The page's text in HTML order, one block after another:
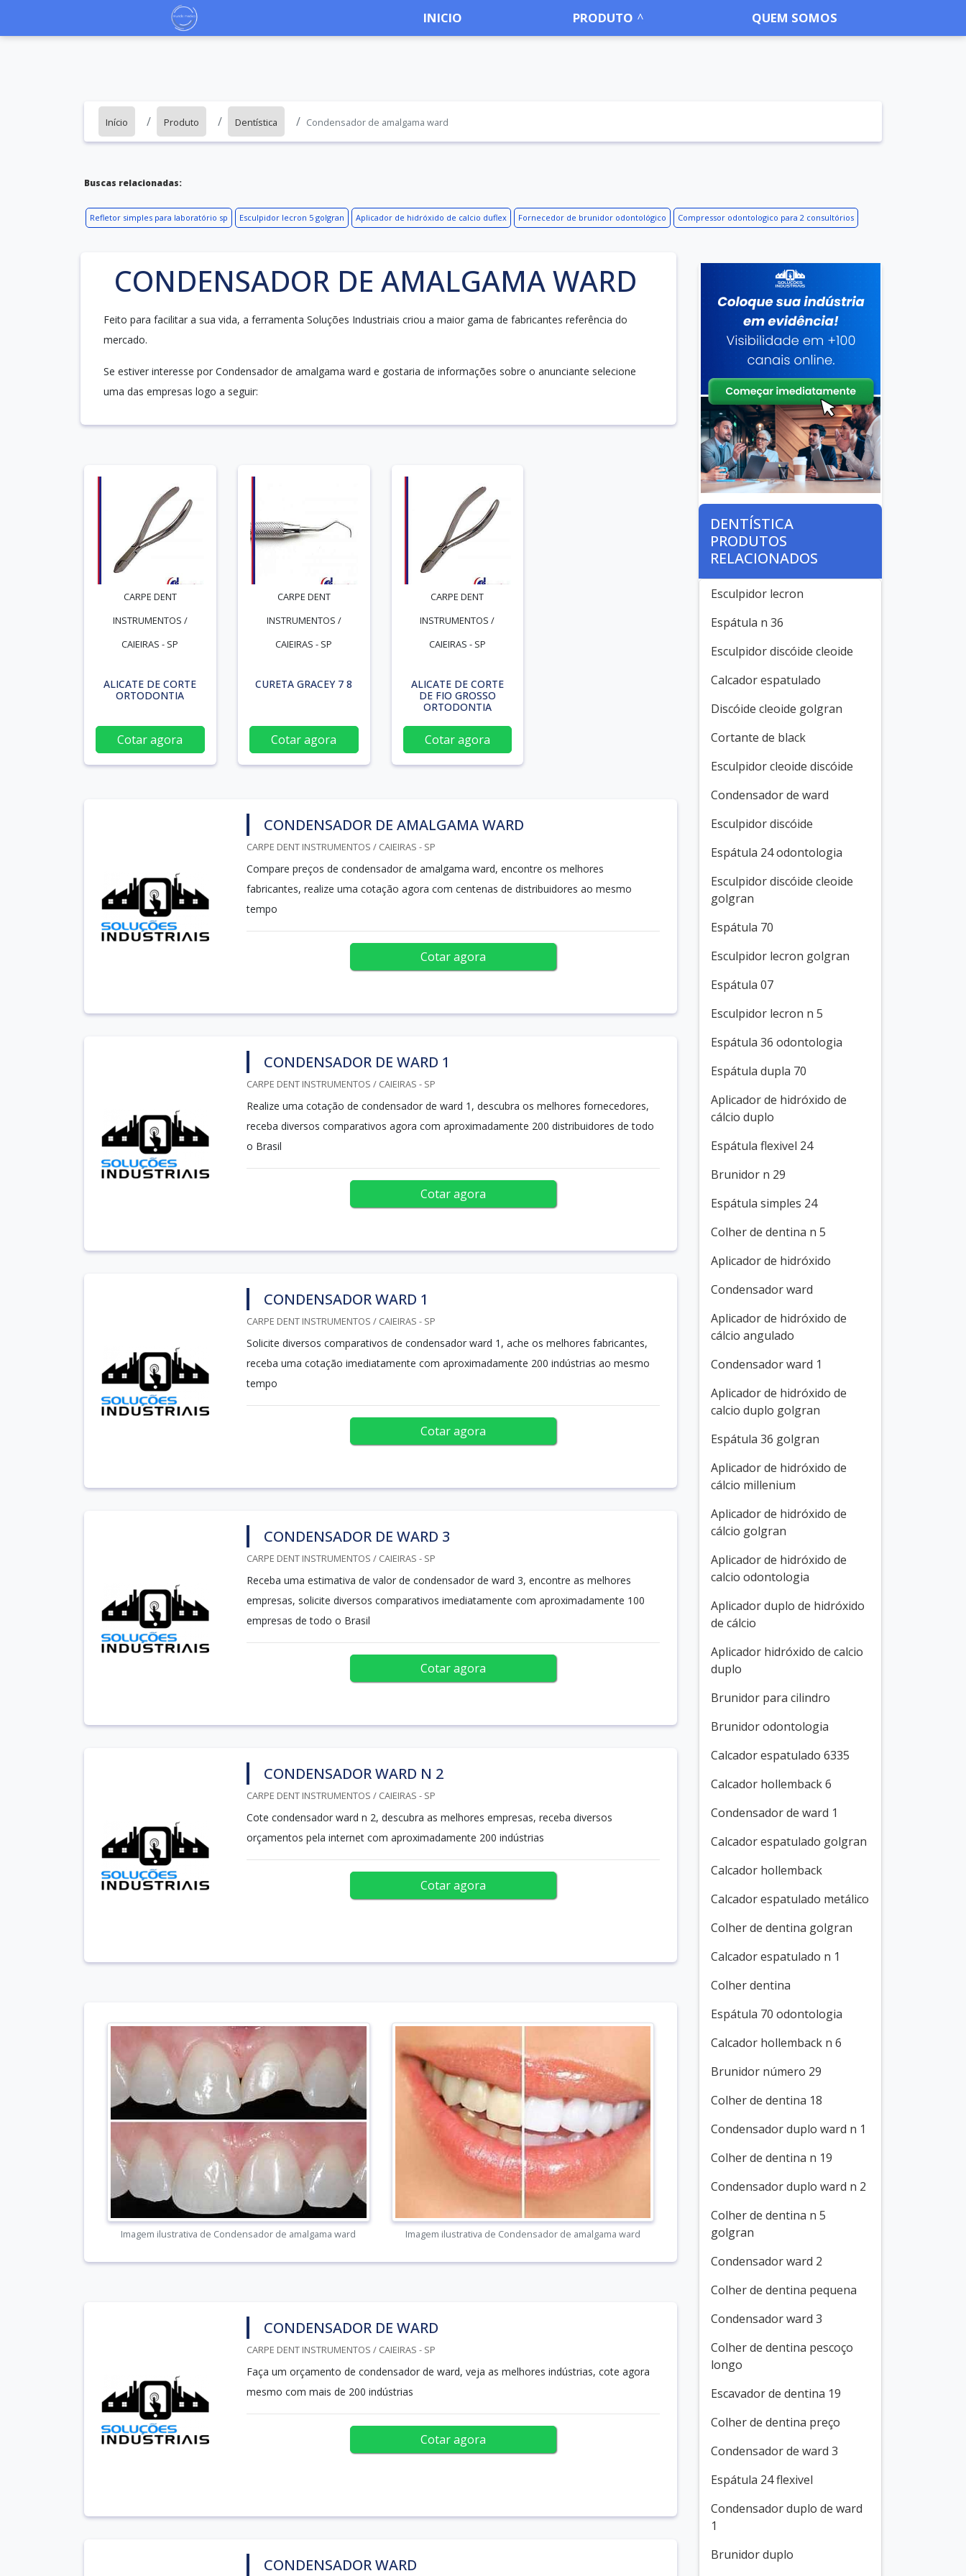
INICIO PRODUTO QUEM SOMOS
Início Produto Dentística Condensador de amalgama ward
Buscas relacionadas:
Refletor simples para laboratório sp Esculpidor lecron 5 golgran Aplicador de hidróxido de calcio duflex Fornecedor de brunidor odontológico Compressor odontologico para 2 consultórios
CONDENSADOR DE AMALGAMA WARD
Feito para facilitar a sua vida, a ferramenta Soluções Industriais criou a maior gama de fabricantes referência do
mercado.
Se estiver interesse por Condensador de amalgama ward e gostaria de informações sobre o anunciante selecione
uma das empresas logo a seguir:
CARPE DENT
INSTRUMENTOS /
CAIEIRAS - SP
ALICATE DE CORTE
ORTODONTIA
Cotar agora
CARPE DENT
INSTRUMENTOS /
CAIEIRAS - SP
CURETA GRACEY 7 8
Cotar agora
CARPE DENT
INSTRUMENTOS /
CAIEIRAS - SP
ALICATE DE CORTE
DE FIO GROSSO
ORTODONTIA
Cotar agora
CONDENSADOR DE AMALGAMA WARD
CARPE DENT INSTRUMENTOS / CAIEIRAS - SP
Compare preços de condensador de amalgama ward, encontre os melhores
fabricantes, realize uma cotação agora com centenas de distribuidores ao mesmo
tempo
Cotar agora
CONDENSADOR DE WARD 1
CARPE DENT INSTRUMENTOS / CAIEIRAS - SP
Realize uma cotação de condensador de ward 1, descubra os melhores fornecedores,
receba diversos comparativos agora com aproximadamente 200 distribuidores de todo
o Brasil
Cotar agora
CONDENSADOR WARD 1
CARPE DENT INSTRUMENTOS / CAIEIRAS - SP
Solicite diversos comparativos de condensador ward 1, ache os melhores fabricantes,
receba uma cotação imediatamente com aproximadamente 200 indústrias ao mesmo
tempo
Cotar agora
CONDENSADOR DE WARD 3
CARPE DENT INSTRUMENTOS / CAIEIRAS - SP
Receba uma estimativa de valor de condensador de ward 3, encontre as melhores
empresas, solicite diversos comparativos imediatamente com aproximadamente 100
empresas de todo o Brasil
Cotar agora
CONDENSADOR WARD N 2
CARPE DENT INSTRUMENTOS / CAIEIRAS - SP
Cote condensador ward n 2, descubra as melhores empresas, receba diversos
orçamentos pela internet com aproximadamente 200 indústrias
Cotar agora
Imagem ilustrativa de Condensador de amalgama ward Imagem ilustrativa de Condensador de amalgama ward
CONDENSADOR DE WARD
CARPE DENT INSTRUMENTOS / CAIEIRAS - SP
Faça um orçamento de condensador de ward, veja as melhores indústrias, cote agora
mesmo com mais de 200 indústrias
Cotar agora
CONDENSADOR WARD
DENTÍSTICA
PRODUTOS
RELACIONADOS
Esculpidor lecron
Espátula n 36
Esculpidor discóide cleoide
Calcador espatulado
Discóide cleoide golgran
Cortante de black
Esculpidor cleoide discóide
Condensador de ward
Esculpidor discóide
Espátula 24 odontologia
Esculpidor discóide cleoide
golgran
Espátula 70
Esculpidor lecron golgran
Espátula 07
Esculpidor lecron n 5
Espátula 36 odontologia
Espátula dupla 70
Aplicador de hidróxido de
cálcio duplo
Espátula flexivel 24
Brunidor n 29
Espátula simples 24
Colher de dentina n 5
Aplicador de hidróxido
Condensador ward
Aplicador de hidróxido de
cálcio angulado
Condensador ward 1
Aplicador de hidróxido de
calcio duplo golgran
Espátula 36 golgran
Aplicador de hidróxido de
cálcio millenium
Aplicador de hidróxido de
cálcio golgran
Aplicador de hidróxido de
calcio odontologia
Aplicador duplo de hidróxido
de cálcio
Aplicador hidróxido de calcio
duplo
Brunidor para cilindro
Brunidor odontologia
Calcador espatulado 6335
Calcador hollemback 6
Condensador de ward 1
Calcador espatulado golgran
Calcador hollemback
Calcador espatulado metálico
Colher de dentina golgran
Calcador espatulado n 1
Colher dentina
Espátula 70 odontologia
Calcador hollemback n 6
Brunidor número 29
Colher de dentina 18
Condensador duplo ward n 1
Colher de dentina n 19
Condensador duplo ward n 2
Colher de dentina n 5
golgran
Condensador ward 2
Colher de dentina pequena
Condensador ward 3
Colher de dentina pescoço
longo
Escavador de dentina 19
Colher de dentina preço
Condensador de ward 3
Espátula 24 flexivel
Condensador duplo de ward
1
Brunidor duplo